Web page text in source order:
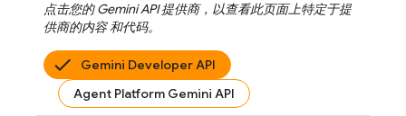
点击您的Gemini API提供商，以查看此页面上特定于提
供商的内容 和代码。
Gemini Developer API
Agent Platform Gemini API